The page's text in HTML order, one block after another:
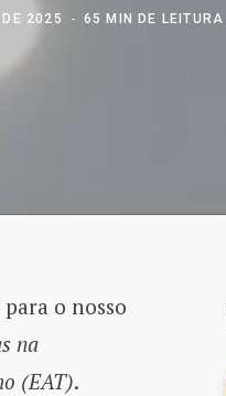
2025 65 MIN DE LEITURA
para o nosso
na
(EAT).